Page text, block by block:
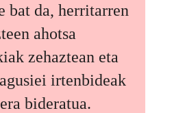
bat da, herritarren
ahotsa
zehaztean eta
irtenbideak
bideratua.